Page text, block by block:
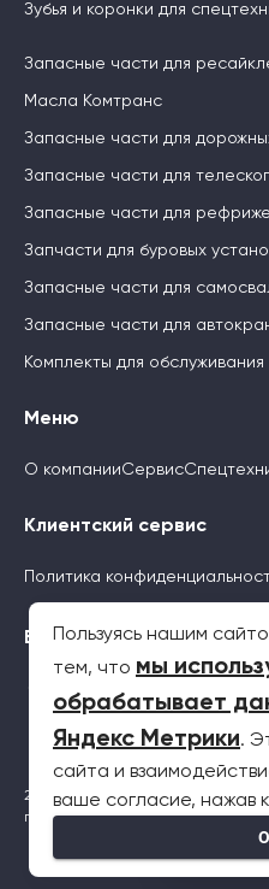
Зубья и коронки для
Запасные части для
Масла Комтранс
Запасные части для
Запасные части для
Запасные части для
Запчасти для буровых
Запасные части для
Запасные части для
Комплекты для обслуживания
Меню
О компанииСервис
Клиентский сервис
Политика
Будьте с нами
2026 © Все права защищены.
публичной офертой
Пользуясь нашим
тем, что мы
обрабатывает
Яндекс Метрики.
сайта и
ваше согласие, нажав